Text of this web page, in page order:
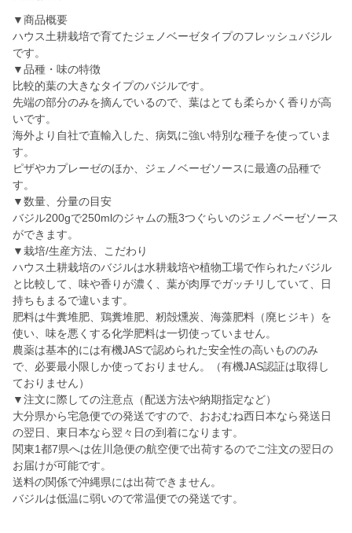
▼商品概要
ハウス土耕栽培で育てたジェノベーゼタイプのフレッシュバジル
です。
▼品種・味の特徴
比較的葉の大きなタイプのバジルです。
先端の部分のみを摘んでいるので、葉はとても柔らかく香りが高
いです。
海外より自社で直輸入した、病気に強い特別な種子を使っていま
す。
ピザやカプレーゼのほか、ジェノベーゼソースに最適の品種で
す。
▼数量、分量の目安
バジル200gで250mlのジャムの瓶3つぐらいのジェノベーゼソース
ができます。
▼栽培/生産方法、こだわり
ハウス土耕栽培のバジルは水耕栽培や植物工場で作られたバジル
と比較して、味や香りが濃く、葉が肉厚でガッチリしていて、日
持ちもまるで違います。
肥料は牛糞堆肥、鶏糞堆肥、籾殻燻炭、海藻肥料（廃ヒジキ）を
使い、味を悪くする化学肥料は一切使っていません。
農薬は基本的には有機JASで認められた安全性の高いもののみ
で、必要最小限しか使っておりません。（有機JAS認証は取得し
ておりません）
▼注文に際しての注意点（配送方法や納期指定など）
大分県から宅急便での発送ですので、おおむね西日本なら発送日
の翌日、東日本なら翌々日の到着になります。
関東1都7県へは佐川急便の航空便で出荷するのでご注文の翌日の
お届けが可能です。
送料の関係で沖縄県には出荷できません。
バジルは低温に弱いので常温便での発送です。